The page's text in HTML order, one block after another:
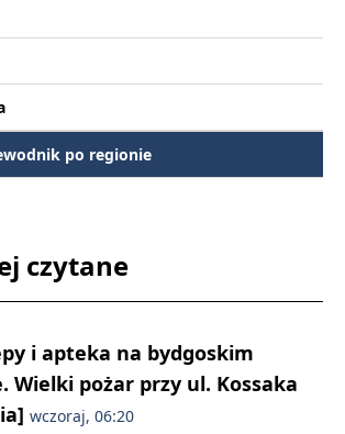
po regionie
czytane
i apteka na bydgoskim
Wielki pożar przy ul. Kossaka
wczoraj, 06:20